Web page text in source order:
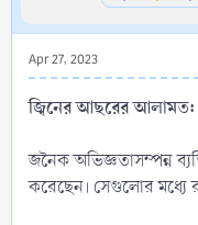
Apr 27, 2023
জ্বিনের আছরের আলামত:
জনৈক অভিজ্ঞতাসম্পন্ন
করেছেন। সেগুলোর মধ্যে